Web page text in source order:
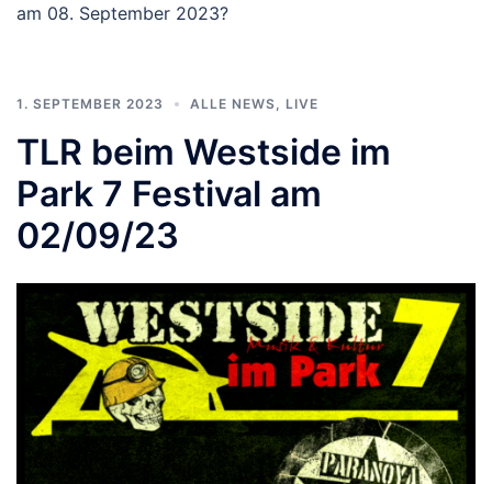
am 08. September 2023?
1. SEPTEMBER 2023 ALLE NEWS LIVE
TLR beim Westside im
Park 7 Festival am
02/09/23